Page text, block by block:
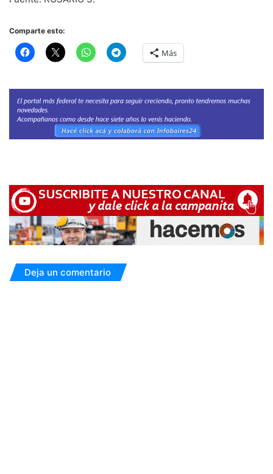
Comparte esto:
Más
Deja un comentario